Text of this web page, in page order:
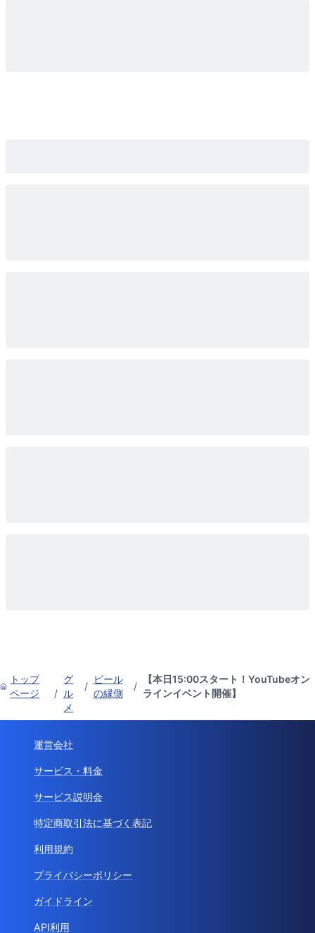
トップ
ページ
/
グ
ル
メ
/
ビール
の縁側
/
【本日15:00スタート！YouTubeオン
ラインイベント開催】
運営会社
サービス・料金
サービス説明会
特定商取引法に基づく表記
利用規約
プライバシーポリシー
ガイドライン
API利用